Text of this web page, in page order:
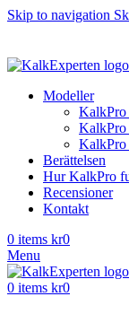
Skip to navigation
Modeller
KalkPro
KalkPro
KalkPro
Berättelsen
Hur KalkPro
Recensioner
Kontakt
0 items kr0
Menu
0 items kr0